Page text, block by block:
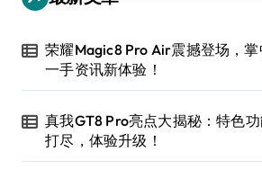
荣耀Magic8 Pro Air震撼登场，
一手资讯新体验！
真我GT8 Pro亮点大揭秘：特色
打尽，体验升级！